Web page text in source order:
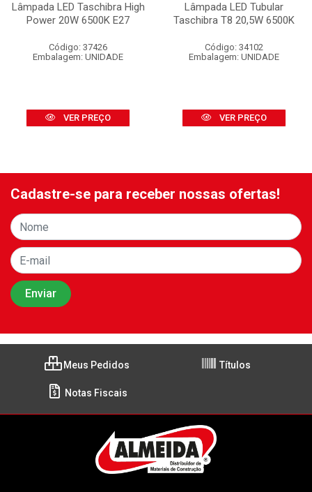
Lâmpada LED Taschibra High
Power 20W 6500K E27
Código: 37426
Embalagem: UNIDADE
VER PREÇO
Lâmpada LED Tubular
Taschibra T8 20,5W 6500K
Código: 34102
Embalagem: UNIDADE
VER PREÇO
Cadastre-se para receber nossas ofertas!
Meus Pedidos Títulos
Notas Fiscais